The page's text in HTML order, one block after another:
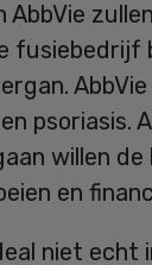
AbbVie
fusiebedrijf
psoriasis.
willen
en
niet echt